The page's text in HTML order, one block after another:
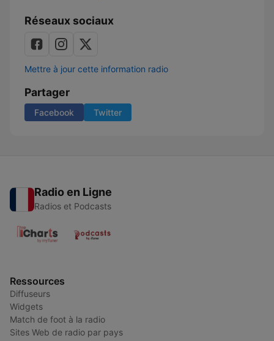
Réseaux sociaux
Mettre à jour cette information radio
Partager
Facebook Twitter
Radio en Ligne
Radios et Podcasts
Ressources
Diffuseurs
Widgets
Match de foot à la radio
Sites Web de radio par pays